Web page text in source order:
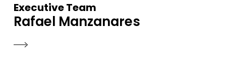
Executive Team
Rafael Manzanares